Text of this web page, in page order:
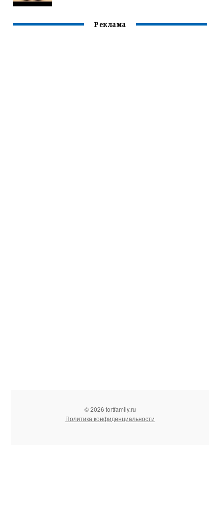
Реклама
© 2026 tortfamily.ru
Политика конфиденциальности